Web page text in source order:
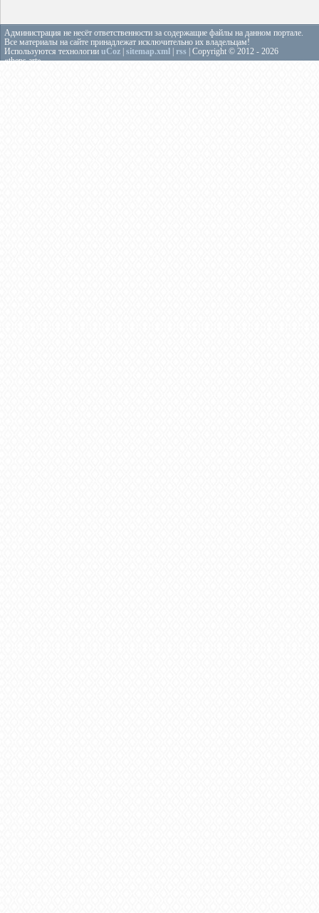
Администрация не несёт ответственности за содержащие файлы на данном портале.
Все материалы на сайте принадлежат исключительно их владельцам!
Используются технологии uCoz sitemap.xml rss | Copyright © 2012 - 2026
«theps.art»